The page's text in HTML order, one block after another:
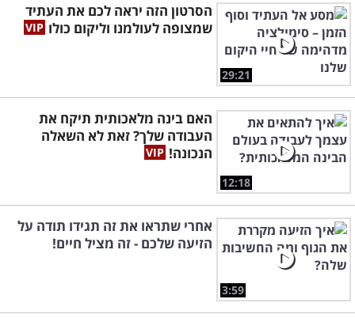
29:21
הסרטון הזה יראה לכם את העתיד
שמצופה לעולמנו וליקום כולו
12:18
האם בינה מלאכותית תיקח את
העבודה שלך? זאת לא השאלה
הנכונה!
3:59
אחרי שתראו את זה תגידו תודה על
הזיעה שלכם - זה מציל חיים!